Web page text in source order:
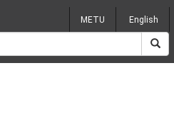
METU English